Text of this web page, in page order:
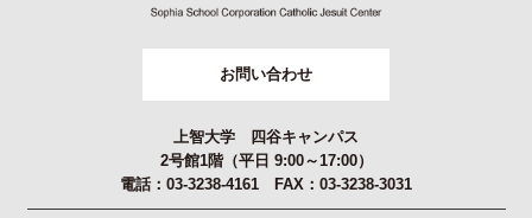
お問い合わせ
上智大学 四谷キャンパス
2号館1階（平日 9:00～17:00）
電話：03-3238-4161 FAX：03-3238-3031